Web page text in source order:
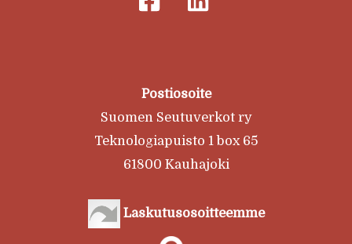
Postiosoite
Suomen Seutuverkot ry
Teknologiapuisto 1 box 65
61800 Kauhajoki
Laskutusosoitteemme